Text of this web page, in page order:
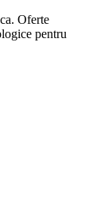
Oferte
pentru